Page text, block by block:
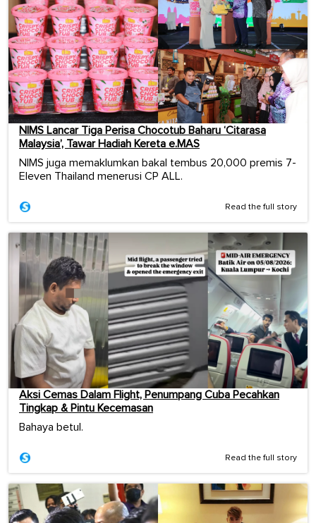
NIMS Lancar Tiga Perisa Chocotub Baharu ‘Citarasa
Malaysia’, Tawar Hadiah Kereta e.MAS
NIMS juga memaklumkan bakal tembus 20,000 premis 7-
Eleven Thailand menerusi CP ALL.
Read the full story
Aksi Cemas Dalam Flight, Penumpang Cuba Pecahkan
Tingkap & Pintu Kecemasan
Bahaya betul.
Read the full story